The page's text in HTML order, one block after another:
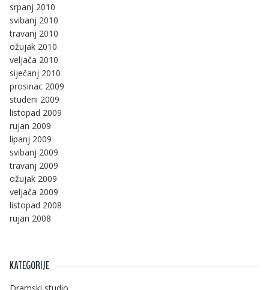
srpanj 2010
svibanj 2010
travanj 2010
ožujak 2010
veljača 2010
siječanj 2010
prosinac 2009
studeni 2009
listopad 2009
rujan 2009
lipanj 2009
svibanj 2009
travanj 2009
ožujak 2009
veljača 2009
listopad 2008
rujan 2008
KATEGORIJE